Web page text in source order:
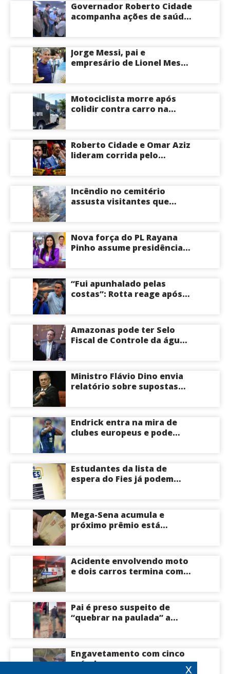
Governador Roberto Cidade
acompanha ações de saúde
Jorge Messi, pai e
empresário de Lionel Messi,
Motociclista morre após
colidir contra carro na
Roberto Cidade e Omar Aziz
lideram corrida pelo
Incêndio no cemitério
assusta visitantes que
Nova força do PL Rayana
Pinho assume presidência
como nome competitivo
para a ALEAM
“Fui apunhalado pelas
costas”: Rotta reage após
o Senado pelo Amazonas;
veja
Amazonas pode ter Selo
Fiscal de Controle da água
Ministro Flávio Dino envia
relatório sobre supostas
Endrick entra na mira de
clubes europeus e pode
Estudantes da lista de
espera do Fies já podem
Mega-Sena acumula e
próximo prêmio está
Acidente envolvendo moto
e dois carros termina com
Pai é preso suspeito de
“quebrar na paulada” a
Itacoatiara: “batia para
corrigir e educar”; veja
Engavetamento com cinco
veículos provoca
x